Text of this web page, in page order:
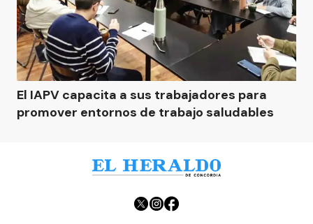
El IAPV capacita a sus trabajadores para
promover entornos de trabajo saludables